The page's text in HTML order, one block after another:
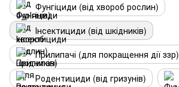
Фунгіциди (від хвороб рослин)
Інсектициди (від шкідників)
Прилипачі (для покращення дії ззр)
Родентициди (від гризунів)